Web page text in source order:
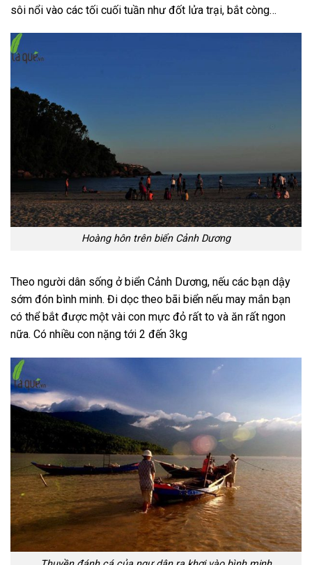
sôi nổi vào các tối cuối tuần như đốt lửa trại, bắt còng…
Hoàng hôn trên biển Cảnh Dương
Theo người dân sống ở biển Cảnh Dương, nếu các bạn dậy
sớm đón bình minh. Đi dọc theo bãi biển nếu may mắn bạn
có thể bắt được một vài con mực đỏ rất to và ăn rất ngon
nữa. Có nhiều con nặng tới 2 đến 3kg